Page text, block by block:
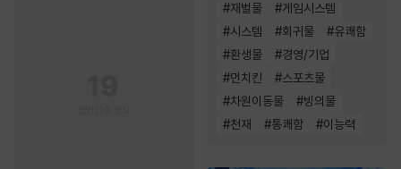
#재벌물 #게임시스템
#시스템 #회귀물 #유쾌함
#환생물 #경영/기업
#먼치킨 #스포츠물
#차원이동물 #빙의물
#천재 #통쾌함 #이능력